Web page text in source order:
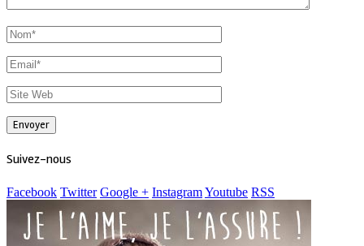
Suivez-nous
Facebook Twitter Google + InstagramYoutube RSS